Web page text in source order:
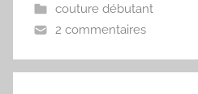
couture débutant
2 commentaires